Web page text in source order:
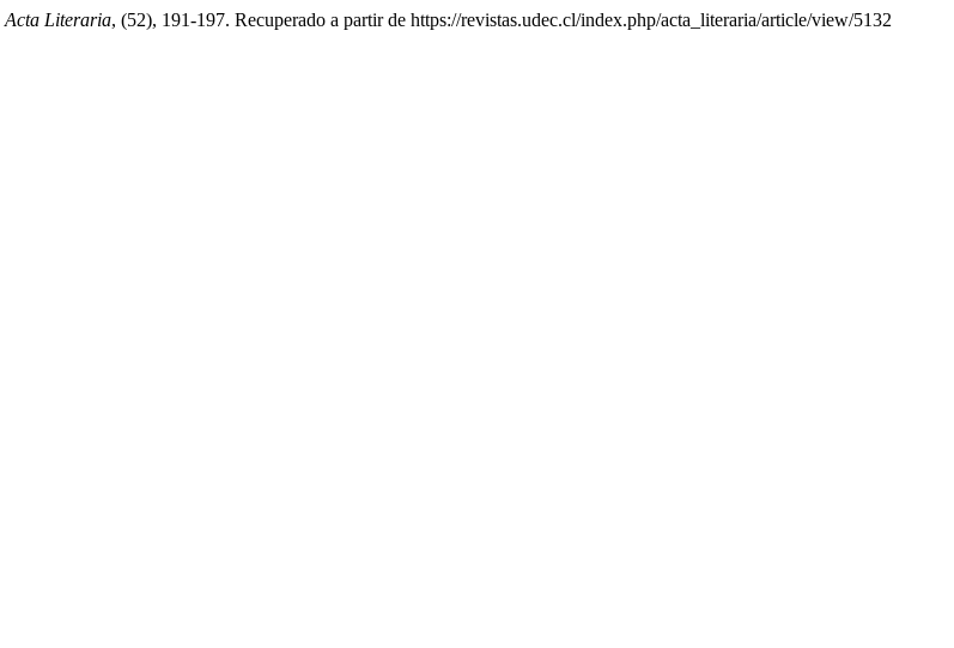
Acta Literaria, (52), 191-197. Recuperado a partir de https://revistas.udec.cl/index.php/acta_literaria/article/view/5132